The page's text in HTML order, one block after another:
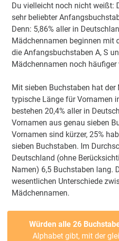
Du vielleicht noch nicht weißt:
sehr beliebter
Denn: 5,86% aller in
Mädchennamen beginnen mit
die Anfangsbuchstaben A, S
Mädchennamen noch häufiger
Mit sieben Buchstaben hat der
typische Länge für Vornamen
bestehen 20,4% aller in
Vornamen aus genau sieben
Vornamen sind kürzer, 25%
sieben Buchstaben. Im
Deutschland (ohne
Namen) 6,5 Buchstaben lang.
wesentlichen Unterschiede
Mädchennamen.
Würden alle 26
Alphabet gibt, mit der